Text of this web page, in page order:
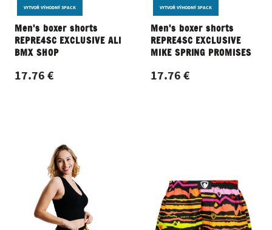
VYTVOŘ VÝHODNÝ 3PACK
Men's boxer shorts
REPRE4SC EXCLUSIVE ALI
BMX SHOP
17.76 €
VYTVOŘ VÝHODNÝ 3PACK
Men's boxer shorts
REPRE4SC EXCLUSIVE
MIKE SPRING PROMISES
17.76 €